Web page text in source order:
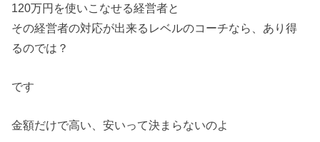
120万円を使いこなせる経営者と
その経営者の対応が出来るレベルのコーチなら、あり得
るのでは？
です
金額だけで高い、安いって決まらないのよ